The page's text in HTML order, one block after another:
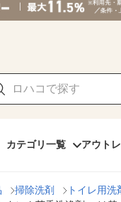
カテゴリ一覧 アウト
掃除洗剤 トイレ用洗